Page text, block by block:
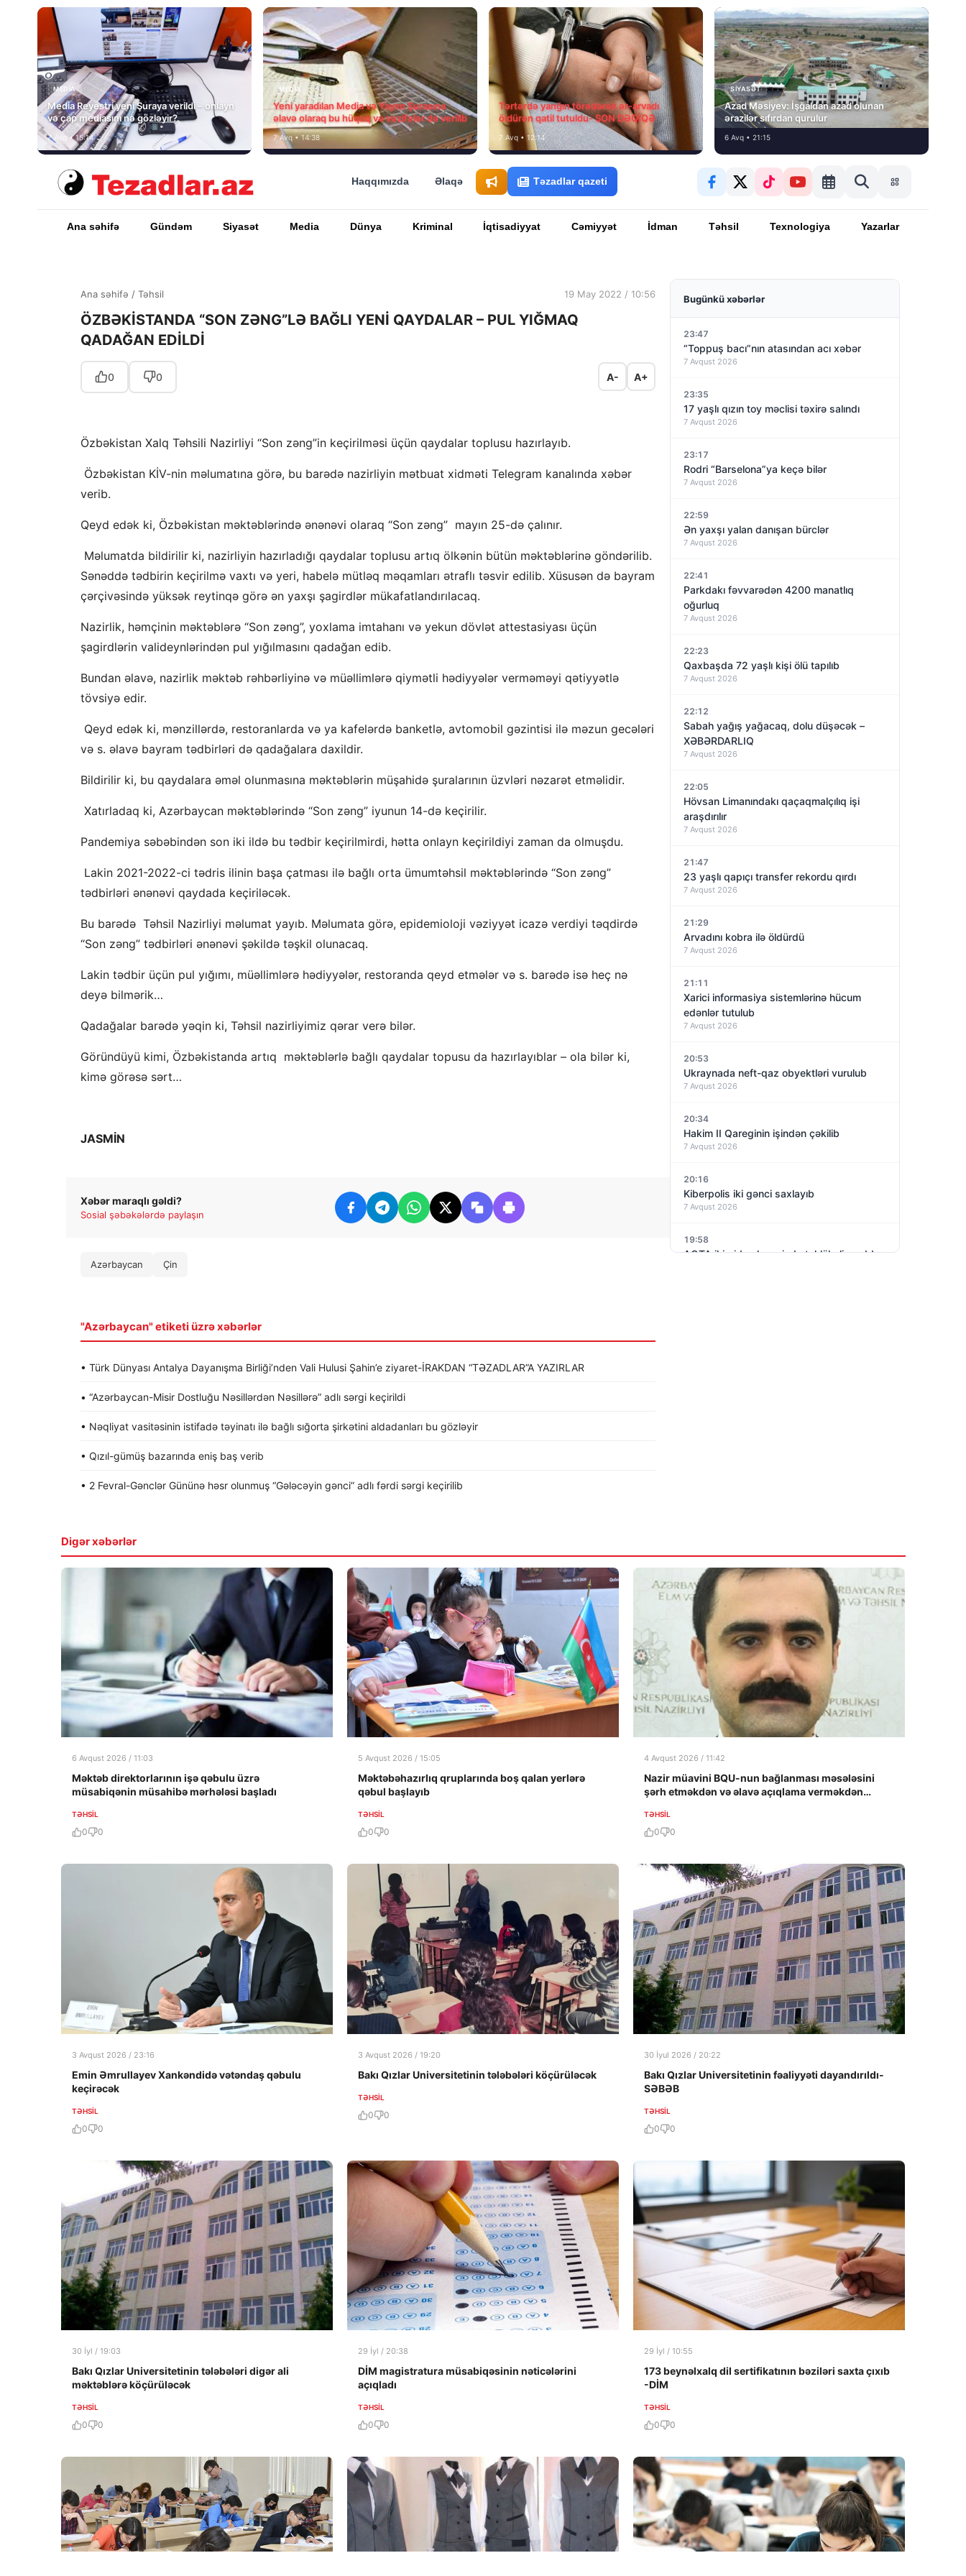
MEDİA
Media Reyestri yeni Şuraya verildi – onlayn
və çap mediasını nə gözləyir?
7 Avq • 15:14
MEDİA
Yeni yaradılan Media və Yayım Şurasına
əlavə olaraq bu hüquq və vəzifələr də verilib
7 Avq • 14:38
Tərtərdə yanğın törədərək ər-arvadı
öldürən qatil tutuldu- SON DƏQİQƏ
7 Avq • 12:14
SIYASƏT
Azad Məsiyev: İşğaldan azad olunan
ərazilər sıfırdan qurulur
6 Avq • 21:15
Haqqımızda Əlaqə Təzadlar qazeti
Ana səhifə Gündəm Siyasət Media Dünya Kriminal İqtisadiyyat Cəmiyyət İdman Təhsil Texnologiya Yazarlar
Ana səhifə / Təhsil 19 May 2022 / 10:56
ÖZBƏKİSTANDA “SON ZƏNG”LƏ BAĞLI YENİ QAYDALAR – PUL YIĞMAQ
QADAĞAN EDİLDİ
0 0 A- A+
Özbəkistan Xalq Təhsili Nazirliyi “Son zəng”in keçirilməsi üçün qaydalar toplusu hazırlayıb.
Özbəkistan KİV-nin məlumatına görə, bu barədə nazirliyin mətbuat xidməti Telegram kanalında xəbər
verib.
Qeyd edək ki, Özbəkistan məktəblərində ənənəvi olaraq “Son zəng” mayın 25-də çalınır.
Məlumatda bildirilir ki, nazirliyin hazırladığı qaydalar toplusu artıq ölkənin bütün məktəblərinə göndərilib.
Sənəddə tədbirin keçirilmə vaxtı və yeri, habelə mütləq məqamları ətraflı təsvir edilib. Xüsusən də bayram
çərçivəsində yüksək reytinqə görə ən yaxşı şagirdlər mükafatlandırılacaq.
Nazirlik, həmçinin məktəblərə “Son zəng”, yoxlama imtahanı və yekun dövlət attestasiyası üçün
şagirdlərin valideynlərindən pul yığılmasını qadağan edib.
Bundan əlavə, nazirlik məktəb rəhbərliyinə və müəllimlərə qiymətli hədiyyələr verməməyi qətiyyətlə
tövsiyə edir.
Qeyd edək ki, mənzillərdə, restoranlarda və ya kafelərdə banketlə, avtomobil gəzintisi ilə məzun gecələri
və s. əlavə bayram tədbirləri də qadağalara daxildir.
Bildirilir ki, bu qaydalara əməl olunmasına məktəblərin müşahidə şuralarının üzvləri nəzarət etməlidir.
Xatırladaq ki, Azərbaycan məktəblərində “Son zəng” iyunun 14-də keçirilir.
Pandemiya səbəbindən son iki ildə bu tədbir keçirilmirdi, hətta onlayn keçirildiyi zaman da olmuşdu.
Lakin 2021-2022-ci tədris ilinin başa çatması ilə bağlı orta ümumtəhsil məktəblərində “Son zəng”
tədbirləri ənənəvi qaydada keçiriləcək.
Bu barədə Təhsil Nazirliyi məlumat yayıb. Məlumata görə, epidemioloji vəziyyət icazə verdiyi təqdirdə
“Son zəng” tədbirləri ənənəvi şəkildə təşkil olunacaq.
Lakin tədbir üçün pul yığımı, müəllimlərə hədiyyələr, restoranda qeyd etmələr və s. barədə isə heç nə
deyə bilmərik…
Qadağalar barədə yəqin ki, Təhsil nazirliyimiz qərar verə bilər.
Göründüyü kimi, Özbəkistanda artıq məktəblərlə bağlı qaydalar topusu da hazırlayıblar – ola bilər ki,
kimə görəsə sərt…
JASMİN
Xəbər maraqlı gəldi?
Sosial şəbəkələrdə paylaşın
Azərbaycan Çin
"Azərbaycan" etiketi üzrə xəbərlər
• Türk Dünyası Antalya Dayanışma Birliği’nden Vali Hulusi Şahin’e ziyaret-İRAKDAN “TƏZADLAR”A YAZIRLAR
• “Azərbaycan-Misir Dostluğu Nəsillərdən Nəsillərə” adlı sərgi keçirildi
• Nəqliyat vasitəsinin istifadə təyinatı ilə bağlı sığorta şirkətini aldadanları bu gözləyir
• Qızıl-gümüş bazarında eniş baş verib
• 2 Fevral-Gənclər Gününə həsr olunmuş “Gələcəyin gənci” adlı fərdi sərgi keçirilib
Bugünkü xəbərlər
23:47
“Toppuş bacı”nın atasından acı xəbər
7 Avqust 2026
23:35
17 yaşlı qızın toy məclisi təxirə salındı
7 Avqust 2026
23:17
Rodri “Barselona”ya keçə bilər
7 Avqust 2026
22:59
Ən yaxşı yalan danışan bürclər
7 Avqust 2026
22:41
Parkdakı fəvvarədən 4200 manatlıq
oğurluq
7 Avqust 2026
22:23
Qaxbaşda 72 yaşlı kişi ölü tapılıb
7 Avqust 2026
22:12
Sabah yağış yağacaq, dolu düşəcək –
XƏBƏRDARLIQ
7 Avqust 2026
22:05
Hövsan Limanındakı qaçaqmalçılıq işi
araşdırılır
7 Avqust 2026
21:47
23 yaşlı qapıçı transfer rekordu qırdı
7 Avqust 2026
21:29
Arvadını kobra ilə öldürdü
7 Avqust 2026
21:11
Xarici informasiya sistemlərinə hücum
edənlər tutulub
7 Avqust 2026
20:53
Ukraynada neft-qaz obyektləri vurulub
7 Avqust 2026
20:34
Hakim II Qareginin işindən çəkilib
7 Avqust 2026
20:16
Kiberpolis iki gənci saxlayıb
7 Avqust 2026
19:58
AQTA iki qida əlavəsində təhlükəli maddə
Digər xəbərlər
6 Avqust 2026 / 11:03
Məktəb direktorlarının işə qəbulu üzrə
müsabiqənin müsahibə mərhələsi başladı
TƏHSIL
0 0
5 Avqust 2026 / 15:05
Məktəbəhazırlıq qruplarında boş qalan yerlərə
qəbul başlayıb
TƏHSIL
0 0
4 Avqust 2026 / 11:42
Nazir müavini BQU-nun bağlanması məsələsini
şərh etməkdən və əlavə açıqlama verməkdən
TƏHSIL
0 0
3 Avqust 2026 / 23:16
Emin Əmrullayev Xankəndidə vətəndaş qəbulu
keçirəcək
TƏHSIL
0 0
3 Avqust 2026 / 19:20
Bakı Qızlar Universitetinin tələbələri köçürüləcək
TƏHSIL
0 0
30 İyul 2026 / 20:22
Bakı Qızlar Universitetinin fəaliyyəti dayandırıldı-
SƏBƏB
TƏHSIL
0 0
30 İyl / 19:03
Bakı Qızlar Universitetinin tələbələri digər ali
məktəblərə köçürüləcək
TƏHSIL
0 0
29 İyl / 20:38
DİM magistratura müsabiqəsinin nəticələrini
açıqladı
TƏHSIL
0 0
29 İyl / 10:55
173 beynəlxalq dil sertifikatının bəziləri saxta çıxıb
-DİM
TƏHSIL
0 0